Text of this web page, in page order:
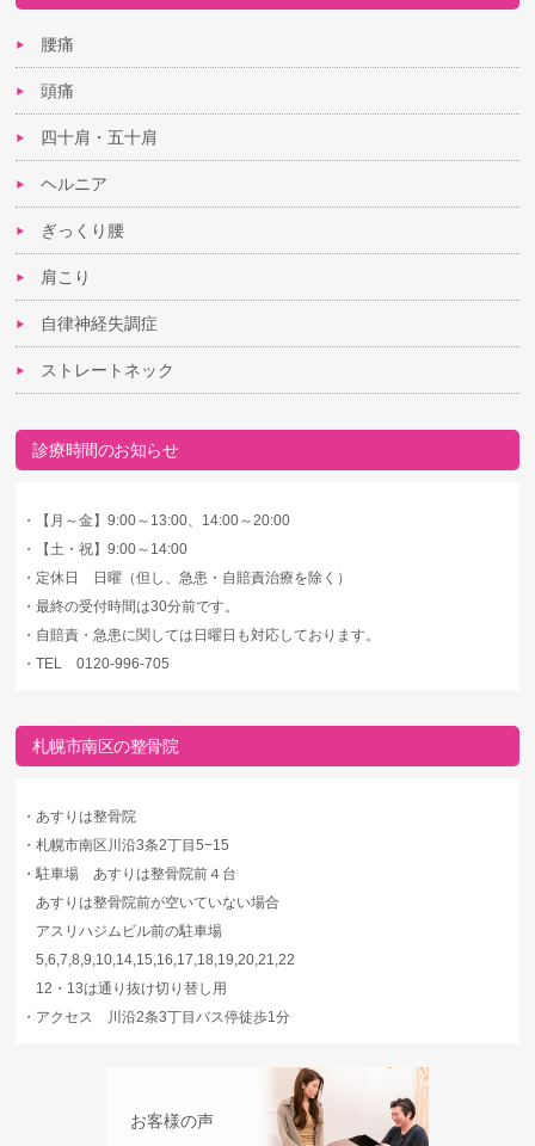
腰痛
頭痛
四十肩・五十肩
ヘルニア
ぎっくり腰
肩こり
自律神経失調症
ストレートネック
診療時間のお知らせ
・
【月～金】9:00～13:00、14:00～20:00
・
【土・祝】9:00～14:00
・ 定休日 日曜（但し、急患・自賠責治療を除く）
・最終の受付時間は30分前です。
・ 自賠責・急患に関しては日曜日も対応しております。
・TEL 0120-996-705
札幌市南区の整骨院
・あすりは整骨院
・札幌市南区川沿3条2丁目5−15
・駐車場 あすりは整骨院前４台
あすりは整骨院前が空いていない場合
アスリハジムビル前の駐車場
5,6,7,8,9,10,14,15,16,17,18,19,20,21,22
12・13は通り抜け切り替し用
・ アクセス 川沿2条3丁目バス停徒歩1分
お客様の声